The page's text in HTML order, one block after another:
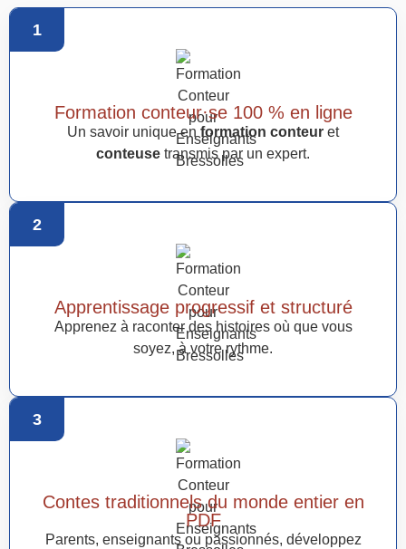
1
Formation conteur·se 100 % en ligne
Un savoir unique en formation conteur et
conteuse transmis par un expert.
2
Apprentissage progressif et structuré
Apprenez à raconter des histoires où que vous
soyez, à votre rythme.
3
Contes traditionnels du monde entier en
PDF
Parents, enseignants ou passionnés, développez